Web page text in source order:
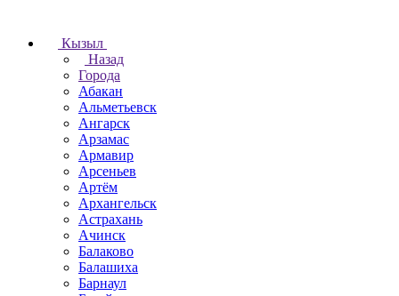
Кызыл
Назад
Города
Абакан
Альметьевск
Ангарск
Арзамас
Армавир
Арсеньев
Артём
Архангельск
Астрахань
Ачинск
Балаково
Балашиха
Барнаул